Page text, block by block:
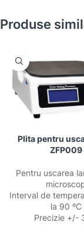
Produse
Plita pentru
ZFP009
Pentru uscarea
Interval de
la 90 ºC
Precizie +/-